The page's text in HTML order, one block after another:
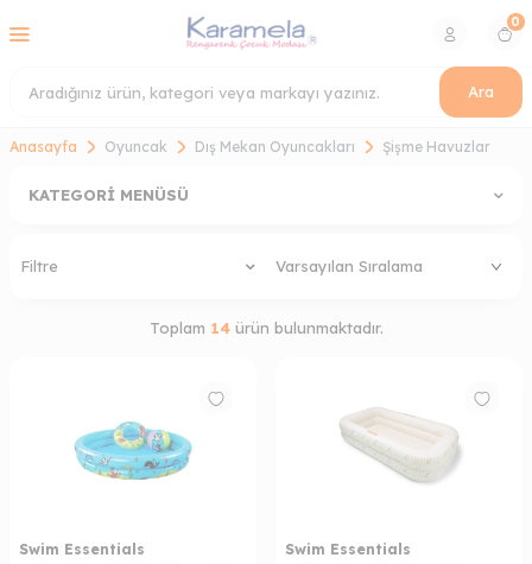
Ara
0
Anasayfa Oyuncak Dış Mekan Oyuncakları Şişme Havuzlar
KATEGORI MENÜSÜ
Filtre
Toplam 14ürün bulunmaktadır.
Swim Essentials Swim Essentials